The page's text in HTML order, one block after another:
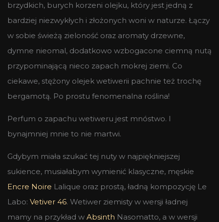
brzydkich, burych korzeni olejku, który jest jedną z
bardziej niezwykłych i złożonych woni w naturze. Łączy
w sobie świeżą zieloność oraz aromaty drzewne,
dymne nieomal, dodatkowo wzbogacone ciemną nutą
przypominającą nieco zapach mokrej ziemi. Co
ciekawe, stężony olejek wetiwerii pachnie też trochę
bergamotą. Po prostu fenomenalna roślina!
Perfum o zapachu wetiweru jest mnóstwo. I
bynajmniej mnie to nie martwi.
Gdybym miała szukać tej nuty w najpiękniejszej
sukience, musiałabym wymienić klasyczne, męskie
Encre Noire Lalique oraz prostą, ładną kompozycję Le
Labo: Vetiver 46. Wetiwer ziemisty w wersji ładnej
mamy na przykład w Absinth Nasomatto, a w wersji